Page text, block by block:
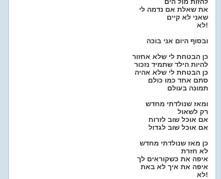
את שאלת אם נדמה לי
שאני לא קיים
לא!
ובסוף היום אני בוכה
כן הבטחת לי שלא אחזור
להיות הילד שתמיד נזכור
כן הבטחת לי שלא אהיה
סתם אחד כמו כולם
תמונה בעולם
ומאז שנולדתי מחדש
רק לשאול
אם אוכל שוב לזרוח
אם אוכל שוב לגדול
כן מאז שנולדתי מחדש
לא חזרת
איפה את כשקוראים לך
איפה את איך לא באת
לא!